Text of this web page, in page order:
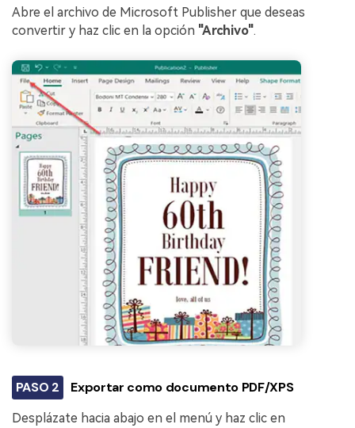
Abre el archivo de Microsoft Publisher que deseas
convertir y haz clic en la opción "Archivo".
PASO 2 Exportar como documento PDF/XPS
Desplázate hacia abajo en el menú y haz clic en